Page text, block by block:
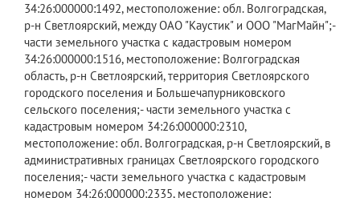
34:26:000000:1492, местоположение: обл. Волгоградская,
р-н Светлоярский, между ОАО "Каустик" и ООО "МагМайн";-
части земельного участка с кадастровым номером
34:26:000000:1516, местоположение: Волгоградская
область, р-н Светлоярский, территория Светлоярского
городского поселения и Большечапурниковского
сельского поселения;- части земельного участка с
кадастровым номером 34:26:000000:2310,
местоположение: обл. Волгоградская, р-н Светлоярский, в
административных границах Светлоярского городского
поселения;- части земельного участка с кадастровым
номером 34:26:000000:2335, местоположение: